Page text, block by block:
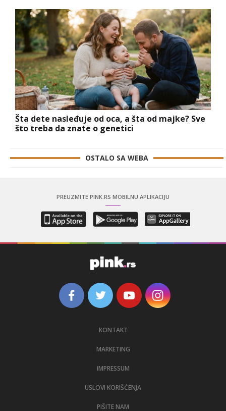
Šta dete nasleđuje od oca, a šta od majke? Sve
što treba da znate o genetici
OSTALO SA WEBA
PREUZMITE PINK.RS MOBILNU APLIKACIJU
KONTAKT
MARKETING
IMPRESSUM
USLOVI KORIŠĆENJA
PIŠITE NAM